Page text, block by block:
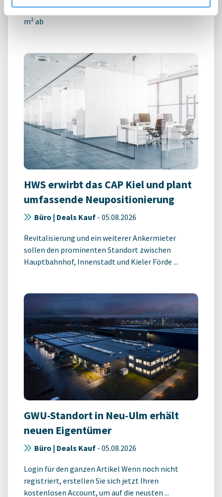
Union Investment schließt Mietverträge über 3.500
m² ab
HWS erwirbt das CAP Kiel und plant
umfassende Neupositionierung
Büro | Deals Kauf - 05.08.2026
Revitalisierung und ein weiterer Ankermieter
sollen den prominenten Standort zwischen
Hauptbahnhof, Innenstadt und Kieler Förde ...
GWU-Standort in Neu-Ulm erhält
neuen Eigentümer
Büro | Deals Kauf - 05.08.2026
Login für den ganzen Artikel Wenn noch nicht
registriert, erstellen Sie sich jetzt Ihren
kostenlosen Account, um auf die neusten ...